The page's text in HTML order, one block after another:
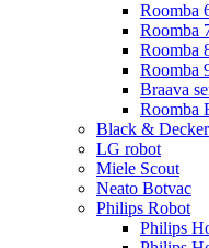
Roomba
Roomba
Roomba
Roomba
Braava
Roomba
Black &
LG robot
Miele Scout
Neato Botvac
Philips Robot
Philips